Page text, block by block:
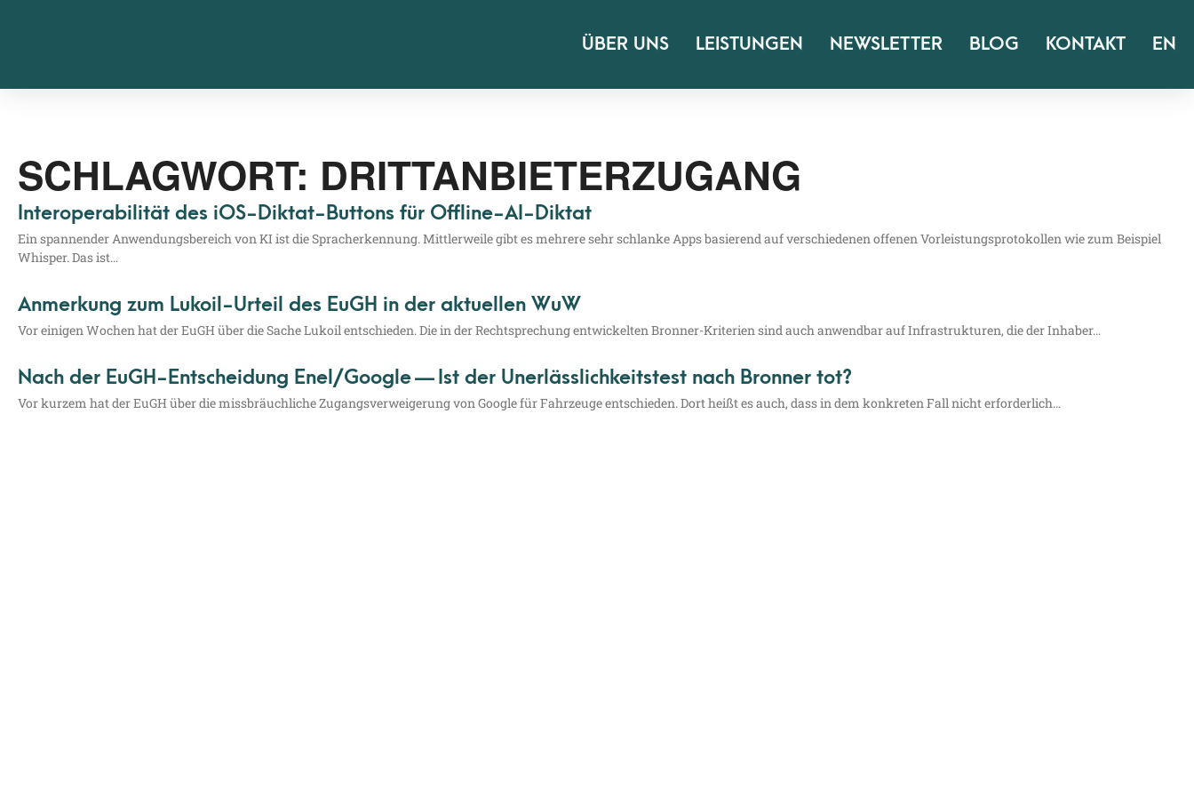
ÜBER UNS LEISTUNGEN NEWSLETTER BLOG KONTAKT EN
SCHLAGWORT: DRITTANBIETERZUGANG
Interoperabilität des iOS-Diktat-Buttons für Offline-AI-Diktat
Ein span­nen­der Anwen­dungs­be­reich von KI ist die Sprach­er­ken­nung. Mitt­ler­wei­le gibt es meh­re­re sehr schlan­ke Apps basie­rend auf ver­schie­de­nen offe­nen Vor­leis­tungs­pro­to­kol­len wie zum Bei­spiel
Whisper. Das ist…
Anmerkung zum Lukoil-Urteil des EuGH in der aktuellen WuW
Vor eini­gen Wochen hat der EuGH über die Sache Lukoil ent­schie­den. Die in der Recht­spre­chung ent­wi­ckel­ten Bron­­ner-Kri­­te­ri­en sind auch anwend­bar auf Infra­struk­tu­ren, die der Inhaber…
Nach der EuGH-Entscheidung Enel/​Google — Ist der Unerlässlichkeitstest nach Bronner tot?
Vor kur­zem hat der EuGH über die miss­bräuch­li­che Zugangs­ver­wei­ge­rung von Goog­le für Fahr­zeu­ge ent­schie­den. Dort heißt es auch, dass in dem kon­kre­ten Fall nicht erforderlich…